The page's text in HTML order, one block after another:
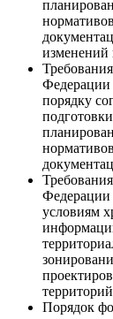
изменений
Федерации
порядку
Федерации
условиям
территорий
Порядок